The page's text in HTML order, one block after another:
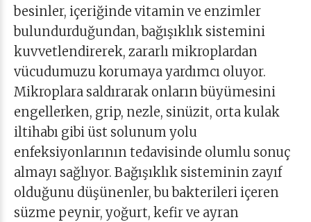
besinler, içeriğinde vitamin ve enzimler
bulundurduğundan, bağışıklık sistemini
kuvvetlendirerek, zararlı mikroplardan
vücudumuzu korumaya yardımcı oluyor.
Mikroplara saldırarak onların büyümesini
engellerken, grip, nezle, sinüzit, orta kulak
iltihabı gibi üst solunum yolu
enfeksiyonlarının tedavisinde olumlu sonuç
almayı sağlıyor. Bağışıklık sisteminin zayıf
olduğunu düşünenler, bu bakterileri içeren
süzme peynir, yoğurt, kefir ve ayran